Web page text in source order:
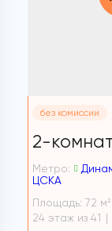
без комиссии
2-
Метро:
ЦСКА
Площадь: 72 м 2
24 этаж из 41